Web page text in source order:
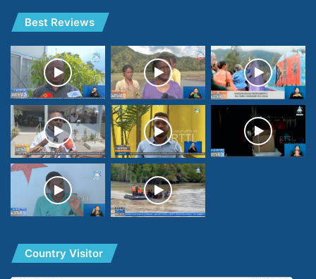
Best Reviews
Country Visitor